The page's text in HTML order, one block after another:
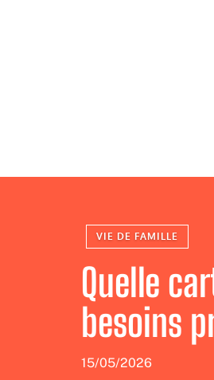
VIE DE FAMILLE
Quelle
besoins
15/05/2026